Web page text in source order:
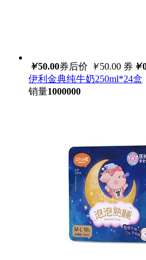
￥50.00券后价 ￥50.00 券 ￥
伊利金典纯牛奶250ml*24盒
销量1000000